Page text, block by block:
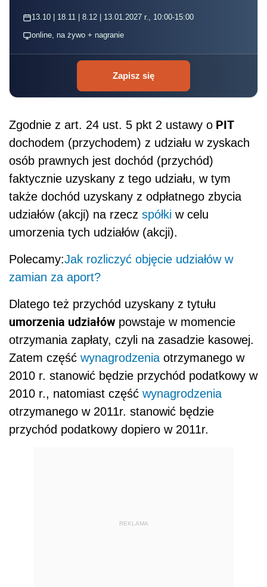
13.10 | 18.11 | 8.12 | 13.01.2027 r., 10:00-15:00
online, na żywo + nagranie
Zapisz się
Zgodnie z art. 24 ust. 5 pkt 2 ustawy o PIT
dochodem (przychodem) z udziału w zyskach
osób prawnych jest dochód (przychód)
faktycznie uzyskany z tego udziału, w tym
także dochód uzyskany z odpłatnego zbycia
udziałów (akcji) na rzecz spółki w celu
umorzenia tych udziałów (akcji).
Polecamy:Jak rozliczyć objęcie udziałów w
zamian za aport?
Dlatego też przychód uzyskany z tytułu
umorzenia udziałów powstaje w momencie
otrzymania zapłaty, czyli na zasadzie kasowej.
Zatem część wynagrodzenia otrzymanego w
2010 r. stanowić będzie przychód podatkowy w
2010 r., natomiast część wynagrodzenia
otrzymanego w 2011r. stanowić będzie
przychód podatkowy dopiero w 2011r.
REKLAMA